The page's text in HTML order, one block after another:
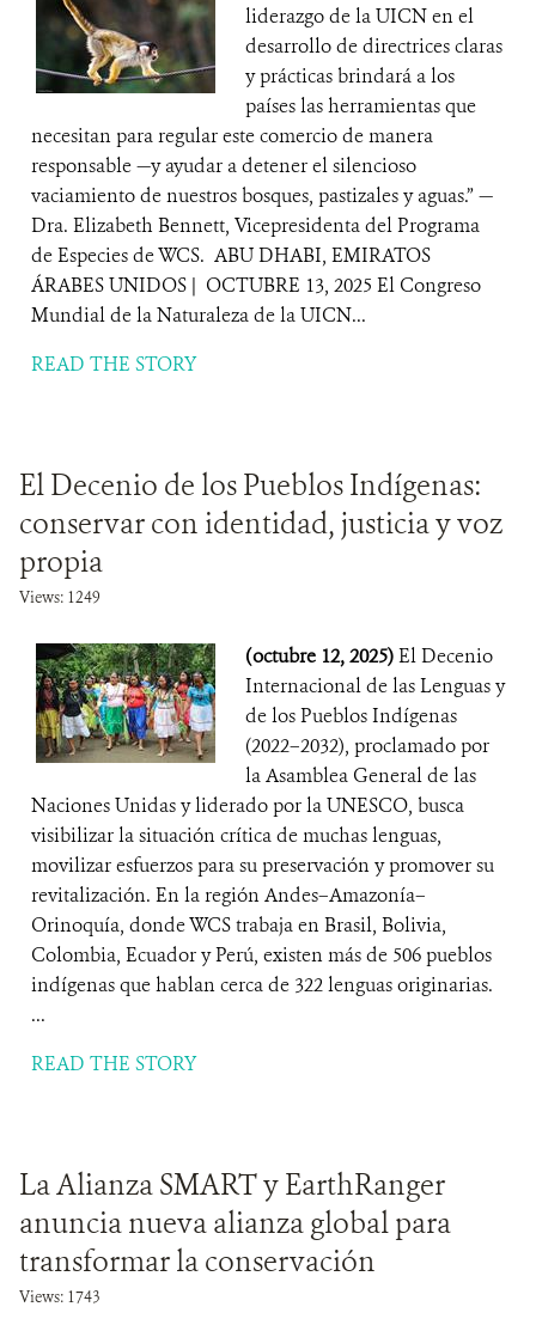
liderazgo de la UICN en el
desarrollo de directrices claras
y prácticas brindará a los
países las herramientas que
necesitan para regular este comercio de manera
responsable —y ayudar a detener el silencioso
vaciamiento de nuestros bosques, pastizales y aguas.” —
Dra. Elizabeth Bennett, Vicepresidenta del Programa
de Especies de WCS. ABU DHABI, EMIRATOS
ÁRABES UNIDOS | OCTUBRE 13, 2025 El Congreso
Mundial de la Naturaleza de la UICN...
READ THE STORY
El Decenio de los Pueblos Indígenas:
conservar con identidad, justicia y voz
propia
Views: 1249
(octubre 12, 2025)El Decenio
Internacional de las Lenguas y
de los Pueblos Indígenas
(2022–2032), proclamado por
la Asamblea General de las
Naciones Unidas y liderado por la UNESCO, busca
visibilizar la situación crítica de muchas lenguas,
movilizar esfuerzos para su preservación y promover su
revitalización. En la región Andes–Amazonía–
Orinoquía, donde WCS trabaja en Brasil, Bolivia,
Colombia, Ecuador y Perú, existen más de 506 pueblos
indígenas que hablan cerca de 322 lenguas originarias.
...
READ THE STORY
La Alianza SMART y EarthRanger
anuncia nueva alianza global para
transformar la conservación
Views: 1743